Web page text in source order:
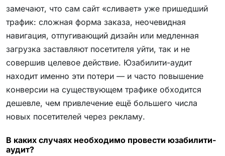
замечают, что сам сайт «сливает» уже пришедший
трафик: сложная форма заказа, неочевидная
навигация, отпугивающий дизайн или медленная
загрузка заставляют посетителя уйти, так и не
совершив целевое действие. Юзабилити-аудит
находит именно эти потери — и часто повышение
конверсии на существующем трафике обходится
дешевле, чем привлечение ещё большего числа
новых посетителей через рекламу.
В каких случаях необходимо провести юзабилити-
аудит?